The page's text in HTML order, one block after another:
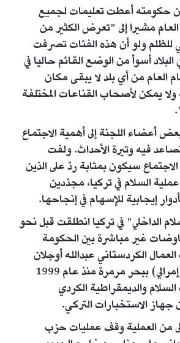
حكومته أعطت تعليمات لجميع
مشيرا إلى "تعرض الكثير من
للظلم ولو أن هذه الفئات تصرفت
أسوأ من الوضع القائم حاليا في
العام من أي بلد لا يبقى مكان
يمكن لأصحاب القناعات المختلفة
أعضاء اللجنة إلى أهمية الاجتماع
فيه وتيرة الأحداث. ولفت
سيكون بمثابة ردّ على الذين
السلام في تركيا، مجدّدين
إيجابية للإسهام في إنجاحها.
الداخلي" في تركيا انطلقت قبل نحو
غير مباشرة بين الحكومة
الكردستاني عبدالله أوجلان
المسجون في جزيرة (إمرالي) ببحر مرمرة منذ عام 1999
والديمقراطية الكردي
الاستخبارات التركي.
من العملية وقف عمليات حزب